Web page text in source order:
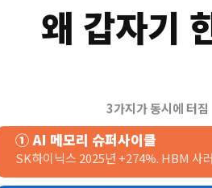
왜 갑자기
3가지가 동시에 터짐
① AI 메모리 슈퍼사이클
SK하이닉스 2025년 +274%. HBM 사